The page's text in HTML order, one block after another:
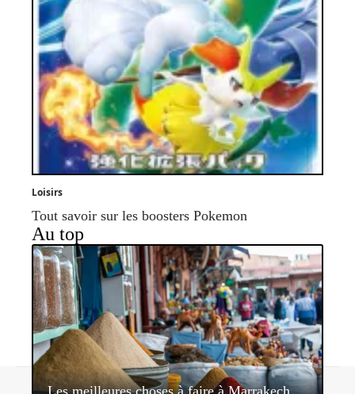
Loisirs
Tout savoir sur les boosters Pokemon
Au top
Contact Mentions légales Sitemap